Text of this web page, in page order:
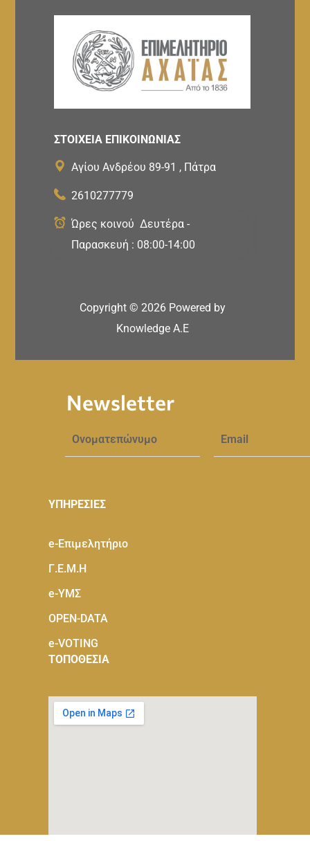
ΣΤΟΙΧΕΙΑ ΕΠΙΚΟΙΝΩΝΙΑΣ
Αγίου Ανδρέου 89-91 , Πάτρα
2610277779
Ώρες κοινού Δευτέρα -
Παρασκευή : 08:00-14:00
Copyright © 2026 Powered by
Knowledge A.E
Newsletter
ΥΠΗΡΕΣΙΕΣ
e-Eπιμελητήριο
Γ.Ε.Μ.Η
e-ΥΜΣ
OPEN-DATA
e-VOTING
ΤΟΠΟΘΕΣΙΑ